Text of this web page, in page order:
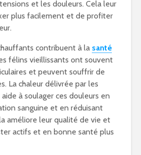
et les douleurs. Cela leur
plus facilement et de profiter
contribuent à la santé
félins vieillissants ont souvent
et peuvent souffrir de
La chaleur délivrée par les
à soulager ces douleurs en
sanguine et en réduisant
améliore leur qualité de vie et
actifs et en bonne santé plus